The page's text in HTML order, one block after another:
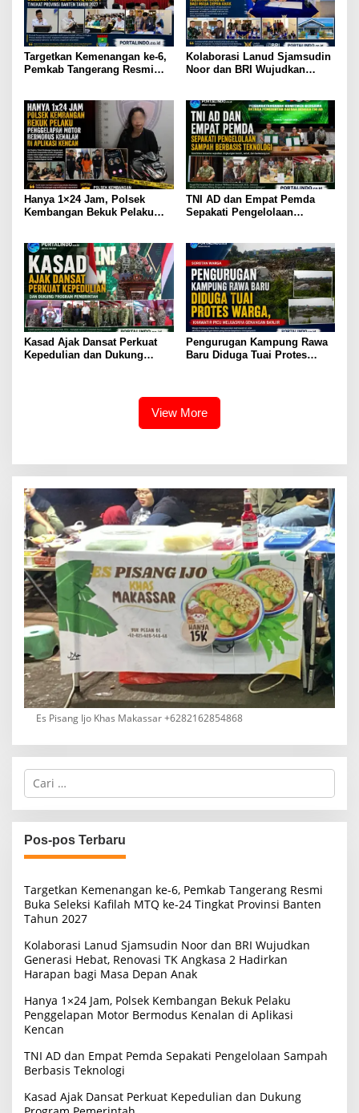
Targetkan Kemenangan ke-6,
Pemkab Tangerang Resmi
Tahun 2027
Kolaborasi Lanud Sjamsudin
Noor dan BRI Wujudkan
bagi Masa Depan Anak
Hanya 1×24 Jam, Polsek
Kembangan Bekuk Pelaku
Aplikasi Kencan
TNI AD dan Empat Pemda
Sepakati Pengelolaan
Kasad Ajak Dansat Perkuat
Kepedulian dan Dukung
Pengurugan Kampung Rawa
Baru Diduga Tuai Protes
View More
Es Pisang Ijo Khas Makassar +6282162854868
C
i
u
n
t
k
:
Pos-pos Terbaru
Targetkan Kemenangan ke-6, Pemkab Tangerang Resmi
Buka Seleksi Kafilah MTQ ke-24 Tingkat Provinsi Banten
Tahun 2027
Kolaborasi Lanud Sjamsudin Noor dan BRI Wujudkan
Generasi Hebat, Renovasi TK Angkasa 2 Hadirkan
Harapan bagi Masa Depan Anak
Hanya 1×24 Jam, Polsek Kembangan Bekuk Pelaku
Penggelapan Motor Bermodus Kenalan di Aplikasi
Kencan
TNI AD dan Empat Pemda Sepakati Pengelolaan Sampah
Berbasis Teknologi
Kasad Ajak Dansat Perkuat Kepedulian dan Dukung